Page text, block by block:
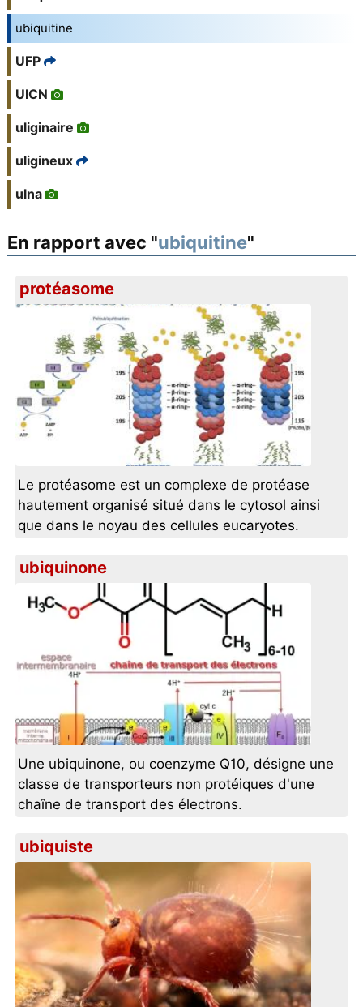
ubiquitine
UFP
UICN
uliginaire
uligineux
ulna
En rapport avec "ubiquitine"
protéasome
Le protéasome est un complexe de protéase
hautement organisé situé dans le cytosol ainsi
que dans le noyau des cellules eucaryotes.
ubiquinone
Une ubiquinone, ou coenzyme Q10, désigne une
classe de transporteurs non protéiques d'une
chaîne de transport des électrons.
ubiquiste